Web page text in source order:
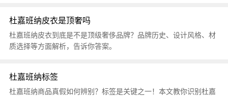
杜嘉班纳皮衣是顶奢吗
杜嘉班纳皮衣到底是不是顶级奢侈品牌？品牌历史、设计风格、材
质选择等方面解析，告诉你答案。
杜嘉班纳标签
杜嘉班纳商品真假如何辨别？标签是关键之一！本文教你识别杜嘉